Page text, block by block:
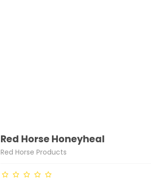
Red Horse Honeyheal
Red Horse Products